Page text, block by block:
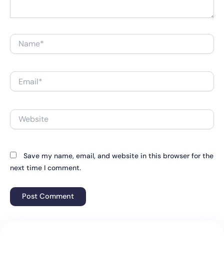
Name*
Email*
Website
Save my name, email, and website in this browser for the
next time I comment.